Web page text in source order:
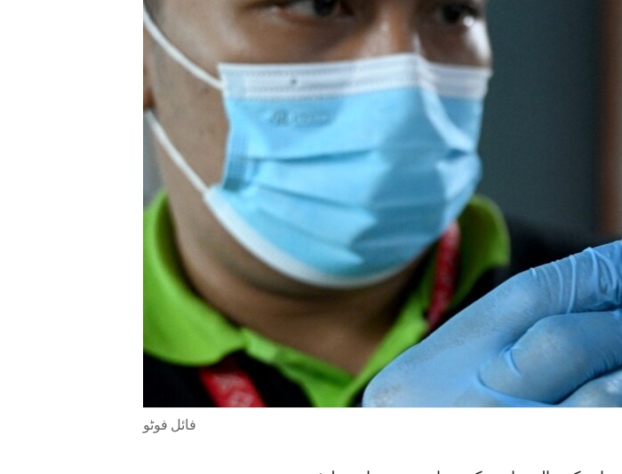
IDEALS AND INSTITUTIONS
فائل فوٹو